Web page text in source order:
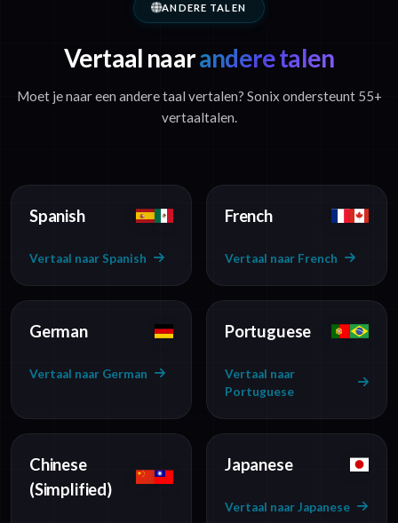
ANDERE TALEN
Vertaal naarandere talen
Moet je naar een andere taal vertalen? Sonix ondersteunt 55+
vertaaltalen.
Spanish
Vertaal naar Spanish
French
Vertaal naar French
German
Vertaal naar German
Portuguese
Vertaal naar
Portuguese
Chinese
(Simplified)
Japanese
Vertaal naar Japanese